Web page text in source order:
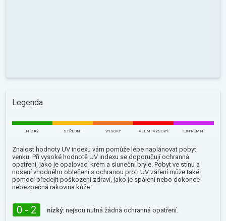
Legenda
NÍZKÝ STŘEDNÍ VYSOKÝ VELMI VYSOKÝ EXTRÉMNÍ
Znalost hodnoty UV indexu vám pomůže lépe naplánovat pobyt
venku. Při vysoké hodnotě UV indexu se doporučují ochranná
opatření, jako je opalovací krém a sluneční brýle. Pobyt ve stínu a
nošení vhodného oblečení s ochranou proti UV záření může také
pomoci předejít poškození zdraví, jako je spálení nebo dokonce
nebezpečná rakovina kůže.
0 - 2 nízký: nejsou nutná žádná ochranná opatření.